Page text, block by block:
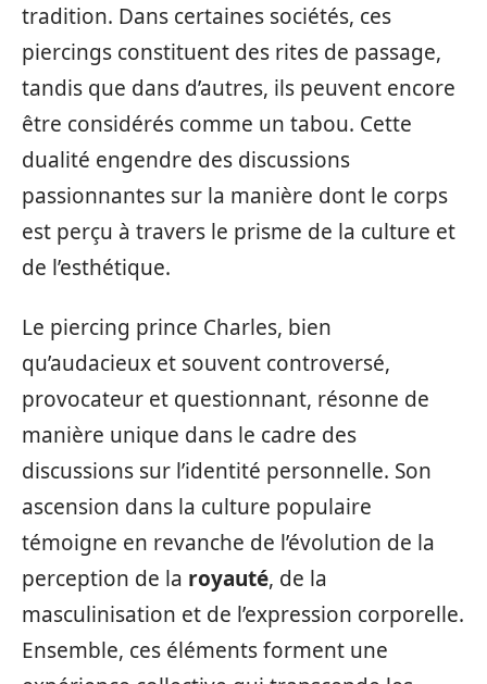
tradition. Dans certaines sociétés, ces
piercings constituent des rites de passage,
tandis que dans d’autres, ils peuvent encore
être considérés comme un tabou. Cette
dualité engendre des discussions
passionnantes sur la manière dont le corps
est perçu à travers le prisme de la culture et
de l’esthétique.
Le piercing prince Charles, bien
qu’audacieux et souvent controversé,
provocateur et questionnant, résonne de
manière unique dans le cadre des
discussions sur l’identité personnelle. Son
ascension dans la culture populaire
témoigne en revanche de l’évolution de la
perception de la royauté, de la
masculinisation et de l’expression corporelle.
Ensemble, ces éléments forment une